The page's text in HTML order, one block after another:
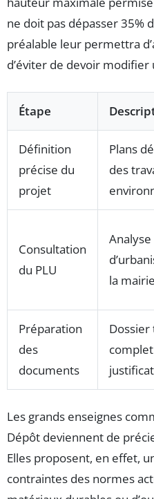
ne doit pas dépasser 35%
préalable leur permettra
d’éviter de devoir
Étape
Définition
précise du
projet
Plans
des
Consultation
du PLU
la mairie
Préparation
des
documents
Dossier
Les grands enseignes
Dépôt deviennent de
Elles proposent, en effet,
contraintes des normes